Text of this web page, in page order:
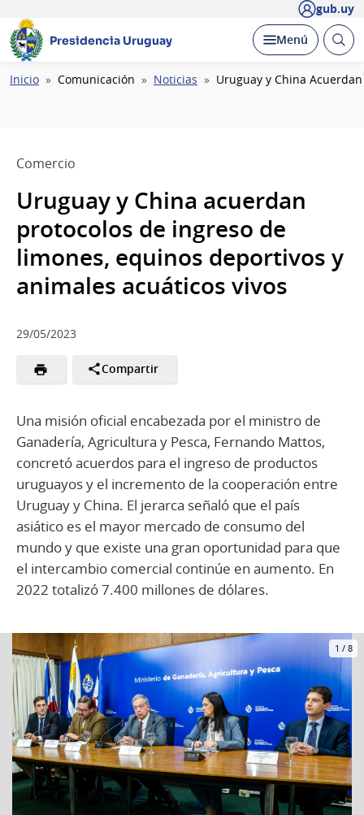
gub.uy
Presidencia Uruguay Desplegar
Menú Abrir
Ruta
Inicio Comunicación Noticias Uruguay y China
Comercio
Uruguay y China acuerdan
protocolos de ingreso de
limones, equinos deportivos y
animales acuáticos vivos
29/05/2023
Compartir
Una misión oficial encabezada por el ministro de
Ganadería, Agricultura y Pesca, Fernando Mattos,
concretó acuerdos para el ingreso de productos
uruguayos y el incremento de la cooperación entre
Uruguay y China. El jerarca señaló que el país
asiático es el mayor mercado de consumo del
mundo y que existe una gran oportunidad para que
el intercambio comercial continúe en aumento. En
2022 totalizó 7.400 millones de dólares.
1 / 8